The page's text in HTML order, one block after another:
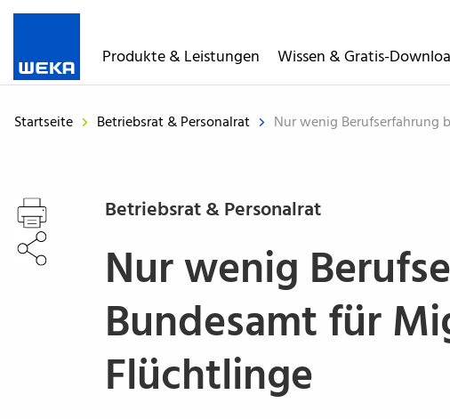
Media
Der
für
Produkte & Leistungen Wissen & Gratis-
Startseite Betriebsrat & Personalrat Nur wenig Berufserfahrung
Betriebsrat & Personalrat
Nur wenig
Bundesamt für
Flüchtlinge